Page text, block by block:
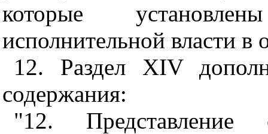
которые
исполнительной власти в
12. Раздел XIV
содержания:
"12.